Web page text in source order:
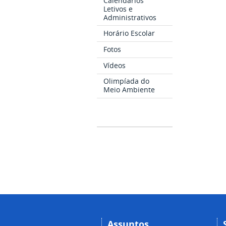
Letivos e
Administrativos
Horário Escolar
Fotos
Vídeos
Olimpíada do
Meio Ambiente